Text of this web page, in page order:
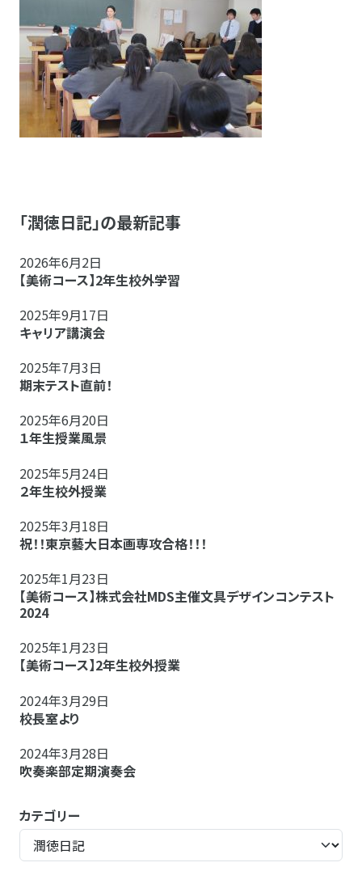
「潤徳日記」の最新記事
2026年6月2日
【美術コース】2年生校外学習
2025年9月17日
キャリア講演会
2025年7月3日
期末テスト直前！
2025年6月20日
１年生授業風景
2025年5月24日
２年生校外授業
2025年3月18日
祝！！東京藝大日本画専攻合格！！！
2025年1月23日
【美術コース】株式会社MDS主催文具デザインコンテスト
2024
2025年1月23日
【美術コース】2年生校外授業
2024年3月29日
校長室より
2024年3月28日
吹奏楽部定期演奏会
カテゴリー